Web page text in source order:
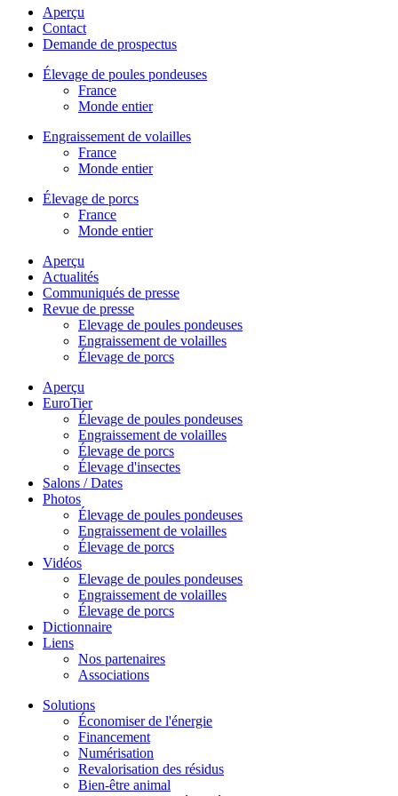
Aperçu
Contact
Demande de prospectus
Élevage de poules pondeuses
France
Monde entier
Engraissement de volailles
France
Monde entier
Élevage de porcs
France
Monde entier
Aperçu
Actualités
Communiqués de presse
Revue de presse
Elevage de poules pondeuses
Engraissement de volailles
Élevage de porcs
Aperçu
EuroTier
Élevage de poules pondeuses
Engraissement de volailles
Élevage de porcs
Élevage d'insectes
Salons / Dates
Photos
Élevage de poules pondeuses
Engraissement de volailles
Élevage de porcs
Vidéos
Elevage de poules pondeuses
Engraissement de volailles
Élevage de porcs
Dictionnaire
Liens
Nos partenaires
Associations
Solutions
Économiser de l'énergie
Financement
Numérisation
Revalorisation des résidus
Bien-être animal